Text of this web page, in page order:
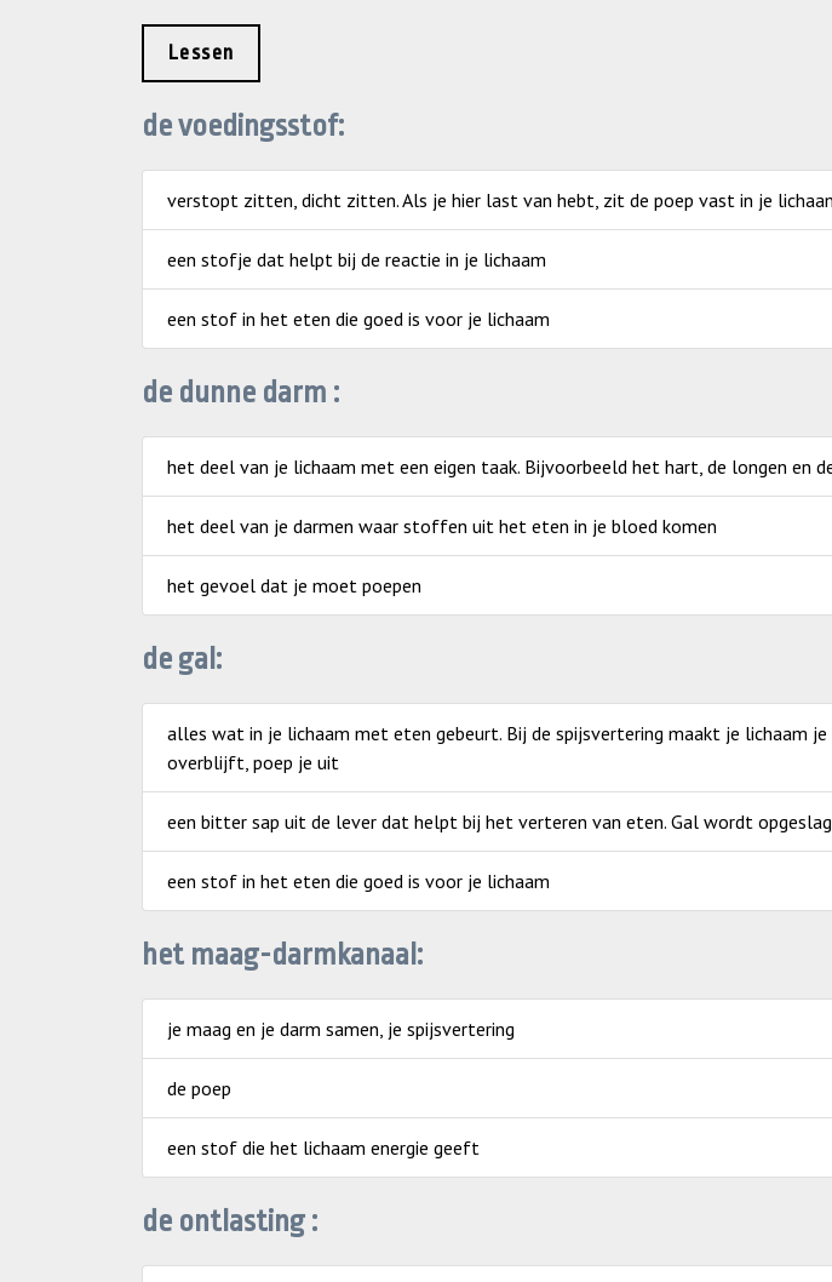
Lessen
de voedingsstof:
verstopt zitten, dicht zitten. Als je hier last van hebt, zit de poep vast in je
een stofje dat helpt bij de reactie in je lichaam
een stof in het eten die goed is voor je lichaam
de dunne darm :
het deel van je lichaam met een eigen taak. Bijvoorbeeld het hart, de longen en
het deel van je darmen waar stoffen uit het eten in je bloed komen
het gevoel dat je moet poepen
de gal:
alles wat in je lichaam met eten gebeurt. Bij de spijsvertering maakt je lichaam
overblijft, poep je uit
een bitter sap uit de lever dat helpt bij het verteren van eten. Gal wordt
een stof in het eten die goed is voor je lichaam
het maag-darmkanaal:
je maag en je darm samen, je spijsvertering
de poep
een stof die het lichaam energie geeft
de ontlasting :